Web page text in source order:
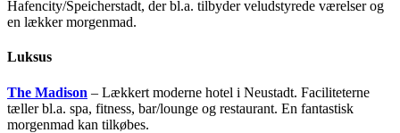
Hafencity/Speicherstadt, der bl.a. tilbyder veludstyrede værelser og
en lækker morgenmad.
Luksus
The Madison – Lækkert moderne hotel i Neustadt. Faciliteterne
tæller bl.a. spa, fitness, bar/lounge og restaurant. En fantastisk
morgenmad kan tilkøbes.